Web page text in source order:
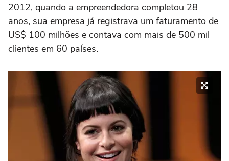
2012, quando a empreendedora completou 28
anos, sua empresa já registrava um faturamento de
US$ 100 milhões e contava com mais de 500 mil
clientes em 60 países.